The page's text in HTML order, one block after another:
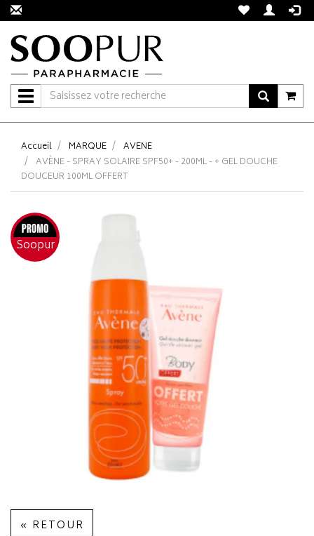
Navigation
Accueil MARQUE
AVENE
AVÈNE - SPRAY SOLAIRE SPF50+ - 200ML - + GEL DOUCHE
DOUCEUR 100ML OFFERT
Soopur
« RETOUR